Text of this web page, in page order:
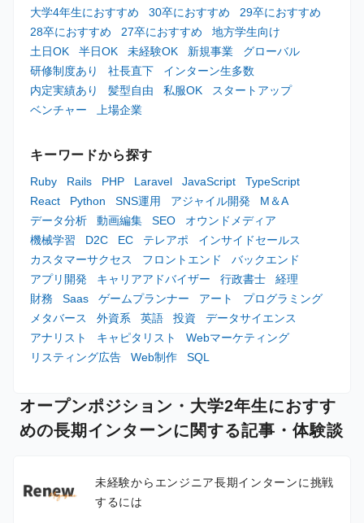
大学4年生におすすめ
30卒におすすめ
29卒におすすめ
28卒におすすめ
27卒におすすめ
地方学生向け
土日OK
半日OK 未経験OK 新規事業
グローバル
研修制度あり
社長直下
インターン生多数
内定実績あり
髪型自由 私服OK
スタートアップ
ベンチャー
上場企業
キーワードから探す
Ruby Rails PHP Laravel JavaScript
TypeScript
React
Python SNS運用 アジャイル開発
M＆A
データ分析
動画編集 SEO
オウンドメディア
機械学習
D2C EC テレアポ
インサイドセールス
カスタマーサクセス
フロントエンド
バックエンド
アプリ開発
キャリアアドバイザー 行政書士
経理
財務
Saas ゲームプランナー アート
プログラミング
メタバース
外資系 英語 投資
データサイエンス
アナリスト
キャピタリスト
Webマーケティング
リスティング広告
Web制作 SQL
オープンポジション・大学2年生におすす
めの長期インターンに関する記事・体験談
未経験からエンジニア長期インターンに挑戦
するには